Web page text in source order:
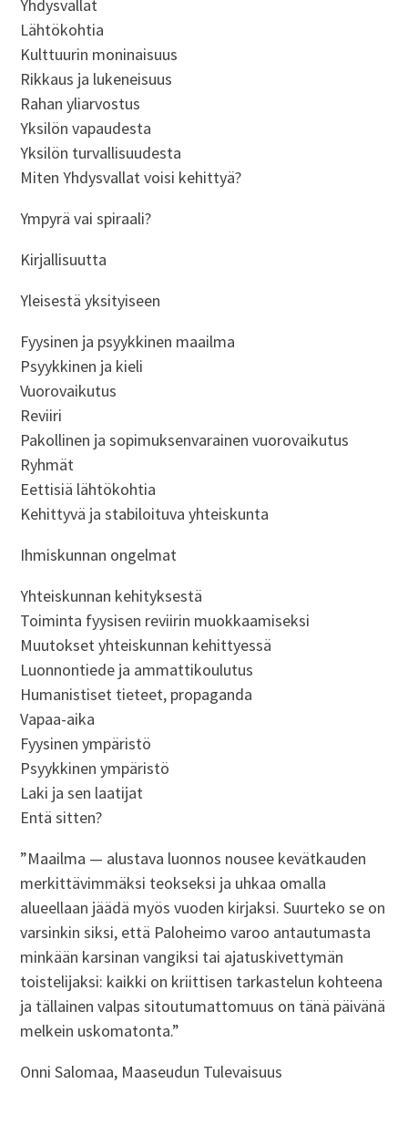
Yhdysvallat
Lähtökohtia
Kulttuurin moninaisuus
Rikkaus ja lukeneisuus
Rahan yliarvostus
Yksilön vapaudesta
Yksilön turvallisuudesta
Miten Yhdysvallat voisi kehittyä?
Ympyrä vai spiraali?
Kirjallisuutta
Yleisestä yksityiseen
Fyysinen ja psyykkinen maailma
Psyykkinen ja kieli
Vuorovaikutus
Reviiri
Pakollinen ja sopimuksenvarainen vuorovaikutus
Ryhmät
Eettisiä lähtökohtia
Kehittyvä ja stabiloituva yhteiskunta
Ihmiskunnan ongelmat
Yhteiskunnan kehityksestä
Toiminta fyysisen reviirin muokkaamiseksi
Muutokset yhteiskunnan kehittyessä
Luonnontiede ja ammattikoulutus
Humanistiset tieteet, propaganda
Vapaa-aika
Fyysinen ympäristö
Psyykkinen ympäristö
Laki ja sen laatijat
Entä sitten?
”Maailma — alustava luonnos nousee kevätkauden
merkittävimmäksi teokseksi ja uhkaa omalla
alueellaan jäädä myös vuoden kirjaksi. Suurteko se on
varsinkin siksi, että Paloheimo varoo antautumasta
minkään karsinan vangiksi tai ajatuskivettymän
toistelijaksi: kaikki on kriittisen tarkastelun kohteena
ja tällainen valpas sitoutumattomuus on tänä päivänä
melkein uskomatonta.”
Onni Salomaa, Maaseudun Tulevaisuus